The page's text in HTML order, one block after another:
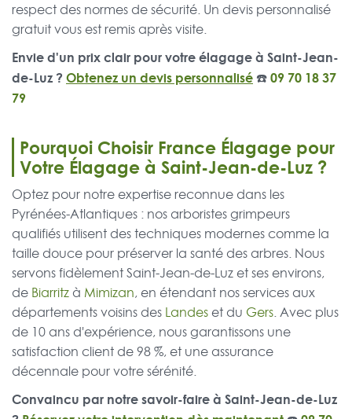
respect des normes de sécurité. Un devis personnalisé
gratuit vous est remis après visite.
Envie d'un prix clair pour votre élagage à Saint-Jean-
de-Luz ? Obtenez un devis personnalisé ☎️09 70 18 37
79
Pourquoi Choisir France Élagage pour
Votre Élagage à Saint-Jean-de-Luz ?
Optez pour notre expertise reconnue dans les
Pyrénées-Atlantiques : nos arboristes grimpeurs
qualifiés utilisent des techniques modernes comme la
taille douce pour préserver la santé des arbres. Nous
servons fidèlement Saint-Jean-de-Luz et ses environs,
de Biarritzà Mimizan, en étendant nos services aux
départements voisins des Landes et du Gers. Avec plus
de 10 ans d'expérience, nous garantissons une
satisfaction client de 98 %, et une assurance
décennale pour votre sérénité.
Convaincu par notre savoir-faire à Saint-Jean-de-Luz